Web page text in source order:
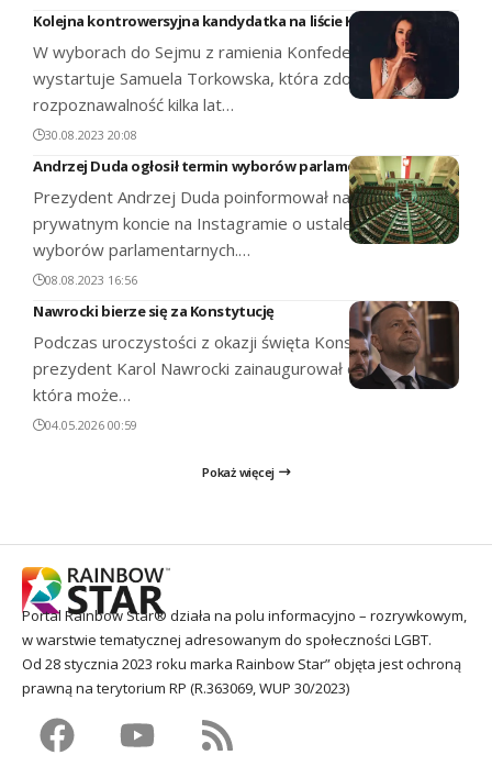
Kolejna kontrowersyjna kandydatka na liście Konfederacji
W wyborach do Sejmu z ramienia Konfederacji
wystartuje Samuela Torkowska, która zdobyła
rozpoznawalność kilka lat…
30.08.2023 20:08
Andrzej Duda ogłosił termin wyborów parlamentarnych
Prezydent Andrzej Duda poinformował na swoim
prywatnym koncie na Instagramie o ustaleniu daty
wyborów parlamentarnych.…
08.08.2023 16:56
Nawrocki bierze się za Konstytucję
Podczas uroczystości z okazji święta Konstytucji 3 Maja
prezydent Karol Nawrocki zainaugurował dyskusję,
która może…
04.05.2026 00:59
Pokaż więcej
Portal Rainbow Star® działa na polu informacyjno – rozrywkowym,
w warstwie tematycznej adresowanym do społeczności LGBT.
Od 28 stycznia 2023 roku marka Rainbow Star” objęta jest ochroną
prawną na terytorium RP (R.363069, WUP 30/2023)